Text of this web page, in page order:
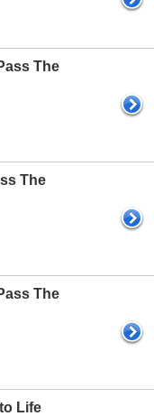
The
The
The
Life